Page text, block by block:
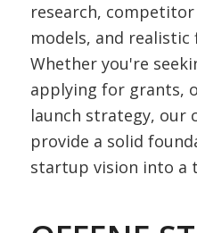
research, competitor
models, and
Whether you're
applying for grants,
launch strategy, our
provide a solid
startup vision into a